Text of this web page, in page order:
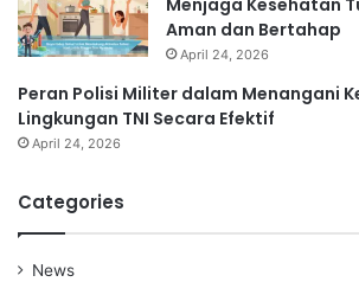
Menjaga Kesehatan
Aman dan Bertahap
April 24, 2026
Peran Polisi Militer dalam Menangani
Lingkungan TNI Secara Efektif
April 24, 2026
Categories
News